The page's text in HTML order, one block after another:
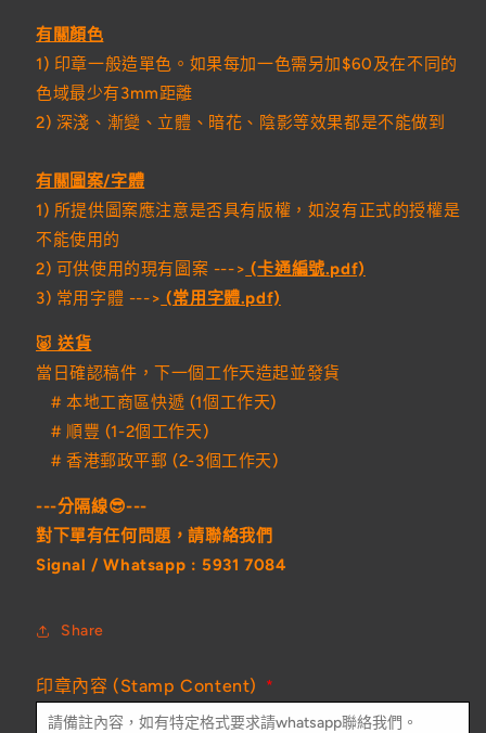
有關顏色
1) 印章一般造單色。如果每加一色需另加$60及在不同的
色域最少有3mm距離
2) 深淺、漸變、立體、暗花、陰影等效果都是不能做到
有關圖案/字體
1) 所提供圖案應注意是否具有版權，如沒有正式的授權是
不能使用的
2) 可供使用的現有圖案 ---> (卡通編號.pdf)
3) 常用字體 ---> (常用字體.pdf)
🐷 送貨
當日確認稿件，下一個工作天造起並發貨
# 本地工商區快遞 (1個工作天)
# 順豐 (1-2個工作天)
# 香港郵政平郵 (2-3個工作天)
---分隔線😎---
對下單有任何問題，請聯絡我們
Signal / Whatsapp : 5931 7084
Share
印章內容 (Stamp Content) *